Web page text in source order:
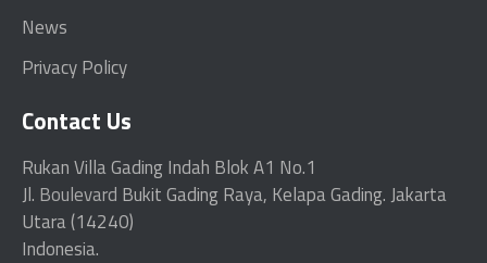
News
Privacy Policy
Contact Us
Rukan Villa Gading Indah Blok A1 No.1
Jl. Boulevard Bukit Gading Raya, Kelapa Gading. Jakarta
Utara (14240)
Indonesia.